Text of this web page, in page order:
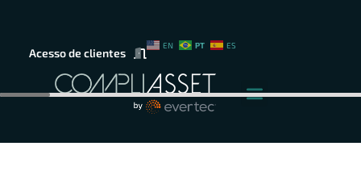
Acesso de clientes
EN PT ES